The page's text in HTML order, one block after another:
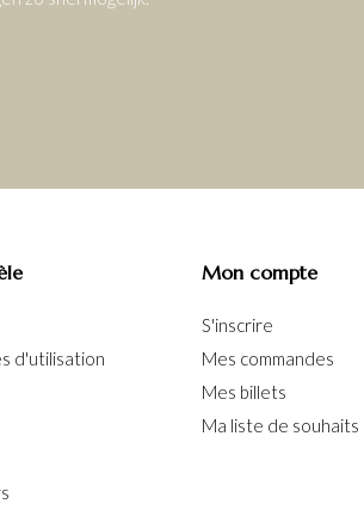
d'utilisation
Mon compte
S'inscrire
Mes commandes
Mes billets
Ma liste de souhaits